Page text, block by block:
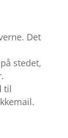
Det
stedet,
til